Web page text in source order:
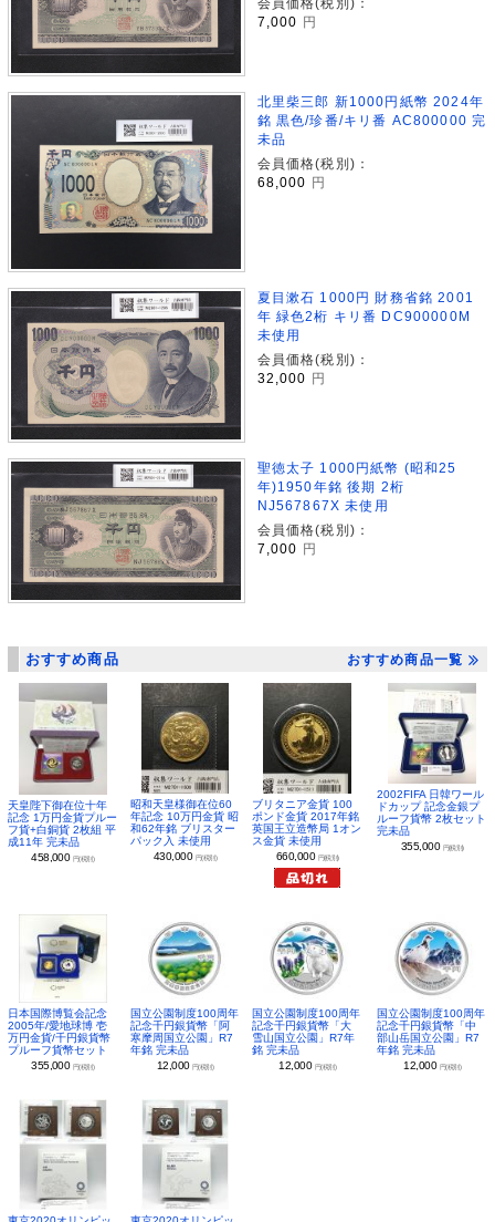
7,000 円
北里柴三郎 新1000円紙幣 2024年
銘 黒色/珍番/キリ番 AC800000 完
未品
会員価格(税別)：
68,000 円
夏目漱石 1000円 財務省銘 2001
年 緑色2桁 キリ番 DC900000M
未使用
会員価格(税別)：
32,000 円
聖徳太子 1000円紙幣 (昭和25
年)1950年銘 後期 2桁
NJ567867X 未使用
会員価格(税別)：
7,000 円
おすすめ商品 おすすめ商品一覧
天皇陛下御在位十年
記念 1万円金貨プルー
フ貨+白銅貨 2枚組 平
成11年 完未品
458,000 円(税別)
昭和天皇様御在位60
年記念 10万円金貨 昭
和62年銘 ブリスター
パック入 未使用
430,000 円(税別)
ブリタニア金貨 100
ポンド金貨 2017年銘
英国王立造幣局 1オン
ス金貨 未使用
660,000 円(税別)
2002FIFA 日韓ワール
ドカップ 記念金銀プ
ルーフ貨幣 2枚セット
完未品
355,000 円(税別)
日本国際博覧会記念
2005年/愛地球博 壱
万円金貨/千円銀貨幣
プルーフ貨幣セット
355,000 円(税別)
国立公園制度100周年
記念千円銀貨幣「阿
寒摩周国立公園」R7
年銘 完未品
12,000 円(税別)
国立公園制度100周年
記念千円銀貨幣「大
雪山国立公園」R7年
銘 完未品
12,000 円(税別)
国立公園制度100周年
記念千円銀貨幣「中
部山岳国立公園」R7
年銘 完未品
12,000 円(税別)